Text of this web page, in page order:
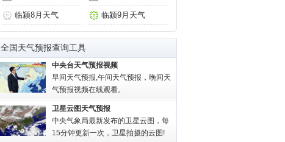
临颍8月天气 临颍9月天气
全国天气预报查询工具
中央台天气预报视频
早间天气预报,午间天气预报，晚间天
气预报视频在线观看。
卫星云图天气预报
中央气象局最新发布的卫星云图，每
15分钟更新一次，卫星拍摄的云图!